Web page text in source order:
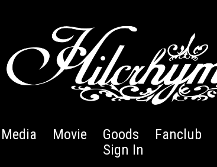
Media Movie Goods Fanclub
Sign In